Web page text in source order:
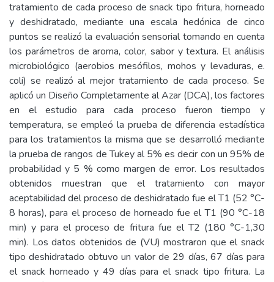
tratamiento de cada proceso de snack tipo fritura, horneado
y deshidratado, mediante una escala hedónica de cinco
puntos se realizó la evaluación sensorial tomando en cuenta
los parámetros de aroma, color, sabor y textura. El análisis
microbiológico (aerobios mesófilos, mohos y levaduras, e.
coli) se realizó al mejor tratamiento de cada proceso. Se
aplicó un Diseño Completamente al Azar (DCA), los factores
en el estudio para cada proceso fueron tiempo y
temperatura, se empleó la prueba de diferencia estadística
para los tratamientos la misma que se desarrolló mediante
la prueba de rangos de Tukey al 5% es decir con un 95% de
probabilidad y 5 % como margen de error. Los resultados
obtenidos muestran que el tratamiento con mayor
aceptabilidad del proceso de deshidratado fue el T1 (52 °C-
8 horas), para el proceso de horneado fue el T1 (90 °C-18
min) y para el proceso de fritura fue el T2 (180 °C-1,30
min). Los datos obtenidos de (VU) mostraron que el snack
tipo deshidratado obtuvo un valor de 29 días, 67 días para
el snack horneado y 49 días para el snack tipo fritura. La